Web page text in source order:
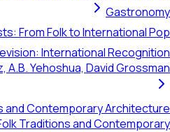
Israeli Music and Artists:
Israeli Cinema and
Israeli Literature: Amos Oz, A.B.
Israeli Visual Arts and
Israeli Dance: Folk